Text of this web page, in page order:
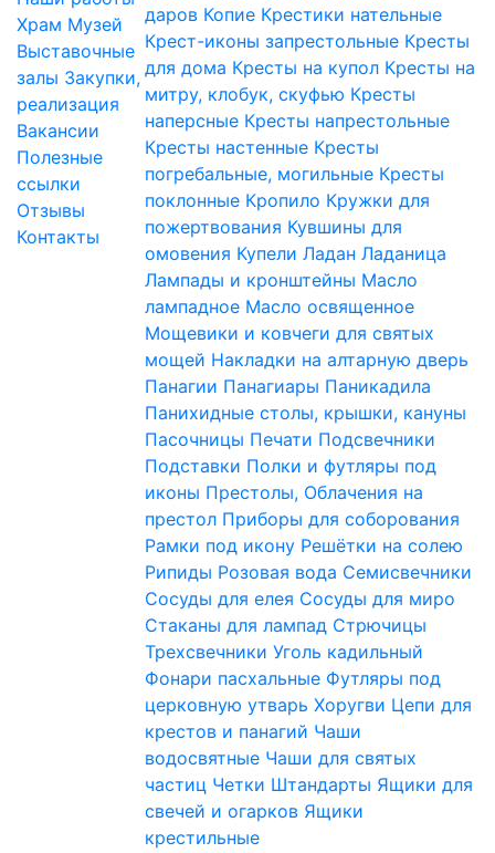
Храм Музей
Выставочные
залы Закупки,
реализация
Вакансии
Полезные
ссылки
Отзывы
Контакты
даров Копие Крестики нательные
Крест-иконы запрестольные Кресты
для дома Кресты на купол Кресты на
митру, клобук, скуфью Кресты
наперсные Кресты напрестольные
Кресты настенные Кресты
погребальные, могильные Кресты
поклонные Кропило Кружки для
пожертвования Кувшины для
омовения Купели Ладан Ладаница
Лампады и кронштейны Масло
лампадное Масло освященное
Мощевики и ковчеги для святых
мощей Накладки на алтарную дверь
Панагии Панагиары Паникадила
Панихидные столы, крышки, кануны
Пасочницы Печати Подсвечники
Подставки Полки и футляры под
иконы Престолы, Облачения на
престол Приборы для соборования
Рамки под икону Решётки на солею
Рипиды Розовая вода Семисвечники
Сосуды для елея Сосуды для миро
Стаканы для лампад Стрючицы
Трехсвечники Уголь кадильный
Фонари пасхальные Футляры под
церковную утварь Хоругви Цепи для
крестов и панагий Чаши
водосвятные Чаши для святых
частиц Четки Штандарты Ящики для
свечей и огарков Ящики
крестильные